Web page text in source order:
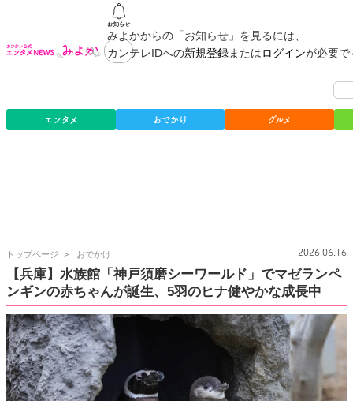
みよかからの「お知らせ」を見るには、
カンテレIDへの新規登録またはログインが必要
エンタメ おでかけ グルメ
トップページ
テ
レ
公
式
エ
ン
タ
メ
N
E
おでかけ 2026.06.16
【兵庫】水族館「神戸須磨シーワールド」でマゼランペ
ンギンの赤ちゃんが誕生、5羽のヒナ健やかな成長中